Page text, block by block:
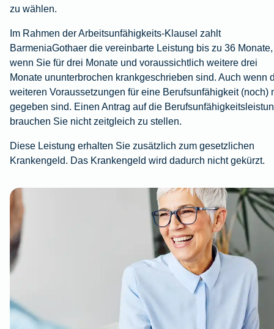
zu wählen.
Im Rahmen der Arbeitsunfähigkeits-Klausel zahlt
BarmeniaGothaer die vereinbarte Leistung bis zu 36 Monate,
wenn Sie für drei Monate und voraussichtlich weitere drei
Monate ununterbrochen krankgeschrieben sind. Auch wenn
weiteren Voraussetzungen für eine Berufsunfähigkeit (noch)
gegeben sind. Einen Antrag auf die
brauchen Sie nicht zeitgleich zu stellen.
Diese Leistung erhalten Sie zusätzlich zum gesetzlichen
Krankengeld. Das Krankengeld wird dadurch nicht gekürzt.